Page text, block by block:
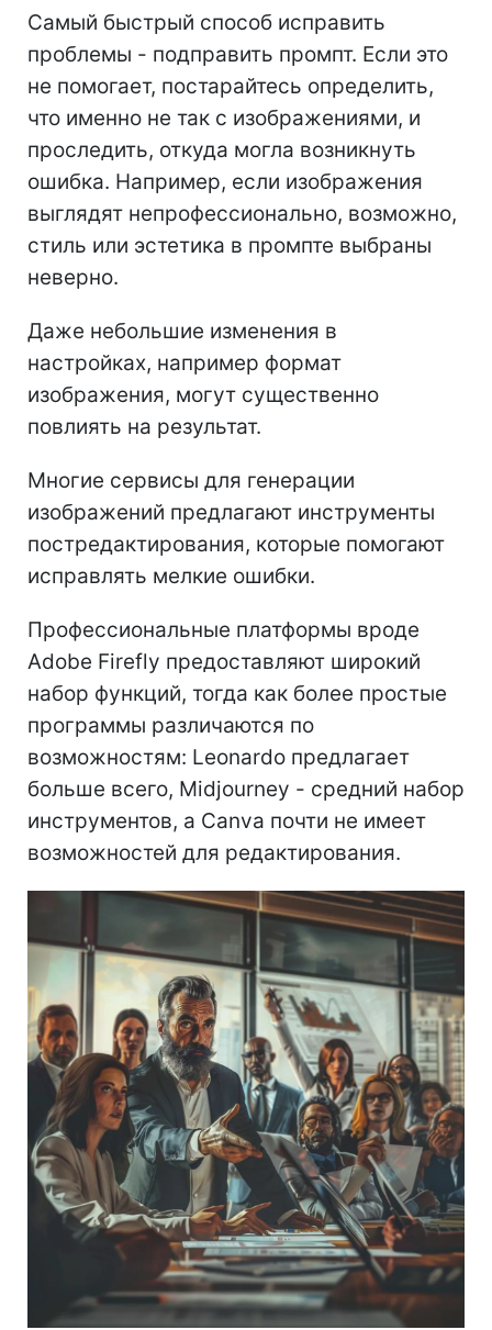
Самый быстрый способ исправить
проблемы - подправить промпт. Если это
не помогает, постарайтесь определить,
что именно не так с изображениями, и
проследить, откуда могла возникнуть
ошибка. Например, если изображения
выглядят непрофессионально, возможно,
стиль или эстетика в промпте выбраны
неверно.
Даже небольшие изменения в
настройках, например формат
изображения, могут существенно
повлиять на результат.
Многие сервисы для генерации
изображений предлагают инструменты
постредактирования, которые помогают
исправлять мелкие ошибки.
Профессиональные платформы вроде
Adobe Firefly предоставляют широкий
набор функций, тогда как более простые
программы различаются по
возможностям: Leonardo предлагает
больше всего, Midjourney - средний набор
инструментов, а Canva почти не имеет
возможностей для редактирования.